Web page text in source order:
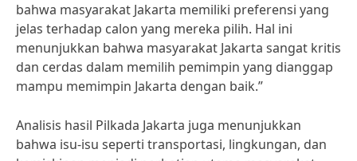
bahwa masyarakat Jakarta memiliki preferensi yang
jelas terhadap calon yang mereka pilih. Hal ini
menunjukkan bahwa masyarakat Jakarta sangat kritis
dan cerdas dalam memilih pemimpin yang dianggap
mampu memimpin Jakarta dengan baik.”
Analisis hasil Pilkada Jakarta juga menunjukkan
bahwa isu-isu seperti transportasi, lingkungan, dan